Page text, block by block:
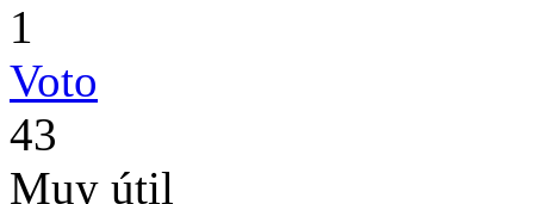
1
Voto
43
Muy útil